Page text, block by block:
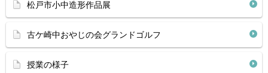
松戸市小中造形作品展
古ケ崎中おやじの会グランドゴルフ
授業の様子